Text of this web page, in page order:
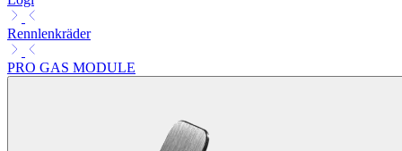
Rennlenkräder
PRO GAS MODULE